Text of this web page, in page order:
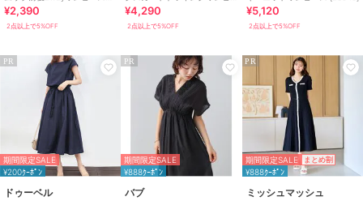
[E3586]
¥2,390
2点以上で5%OFF
ース [E3353]
¥4,290
2点以上で5%OFF
¥5,120
2点以上で5%OFF
PR
期間限定SALE
¥200ｸｰﾎﾟﾝ
ドゥーベル
PR
期間限定SALE
¥888ｸｰﾎﾟﾝ
バブ
PR
期間限定SALE まとめ割
¥888ｸｰﾎﾟﾝ
ミッシュマッシュ